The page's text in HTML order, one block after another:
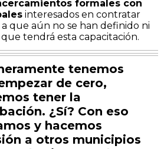
formales con
interesados en contratar
que aún no se han definido ni
tendrá esta capacitación.
tenemos
de cero,
tener la
¿Sí? Con eso
y hacemos
a otros municipios